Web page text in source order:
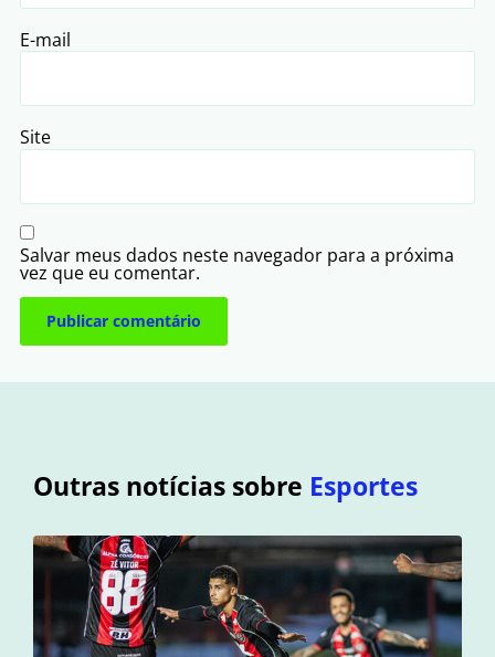
E-mail
Site
Salvar meus dados neste navegador para a próxima
vez que eu comentar.
Outras notícias sobre Esportes